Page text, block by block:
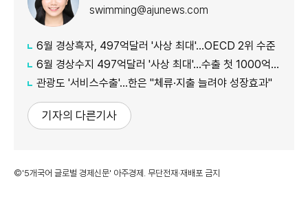
swimming@ajunews.com
6월 경상흑자, 497억달러 '사상 최대'…OECD 2위 수준
6월 경상수지 497억달러 '사상 최대'…수출 첫 1000억달러 돌파
관광도 '서비스수출'…한은 "체류·지출 늘려야 성장효과"
기자의 다른기사
©'5개국어 글로벌 경제신문' 아주경제. 무단전재·재배포 금지